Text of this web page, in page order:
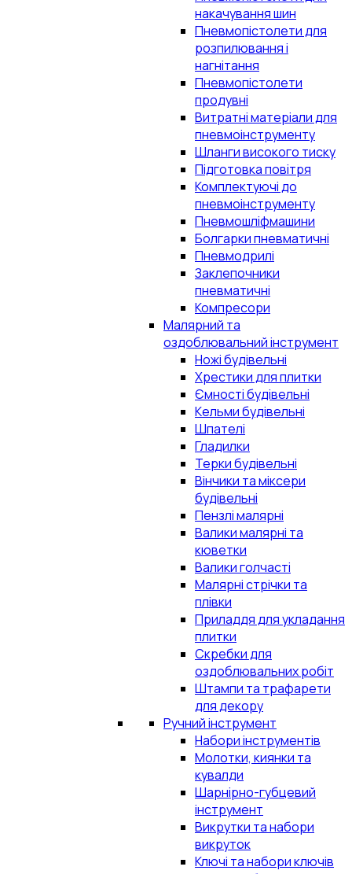
накачування шин
Пневмопістолети для
розпилювання і
нагнітання
Пневмопістолети
продувні
Витратні матеріали для
пневмоінструменту
Шланги високого тиску
Підготовка повітря
Комплектуючі до
пневмоінструменту
Пневмошліфмашини
Болгарки пневматичні
Пневмодрилі
Заклепочники
пневматичні
Компресори
Малярний та
оздоблювальний інструмент
Ножі будівельні
Хрестики для плитки
Ємності будівельні
Кельми будівельні
Шпателі
Гладилки
Терки будівельні
Вінчики та міксери
будівельні
Пензлі малярні
Валики малярні та
кюветки
Валики голчасті
Малярні стрічки та
плівки
Приладдя для укладання
плитки
Скребки для
оздоблювальних робіт
Штампи та трафарети
для декору
Ручний інструмент
Набори інструментів
Молотки, киянки та
кувалди
Шарнірно-губцевий
інструмент
Викрутки та набори
викруток
Ключі та набори ключів